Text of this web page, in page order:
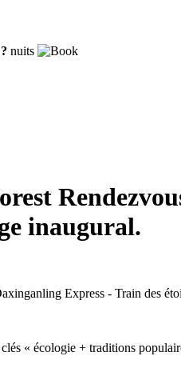
? nuits
inaugural.
Express - Train des
« écologie + traditions